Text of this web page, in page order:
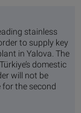
stainless
to supply key
in Yalova. The
domestic
will not be
for the second